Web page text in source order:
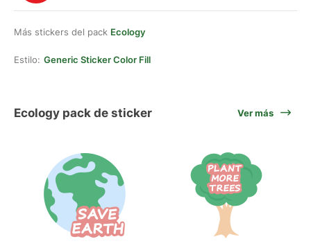
Más stickers del pack Ecology
Estilo: Generic Sticker Color Fill
Ecology pack de sticker Ver más